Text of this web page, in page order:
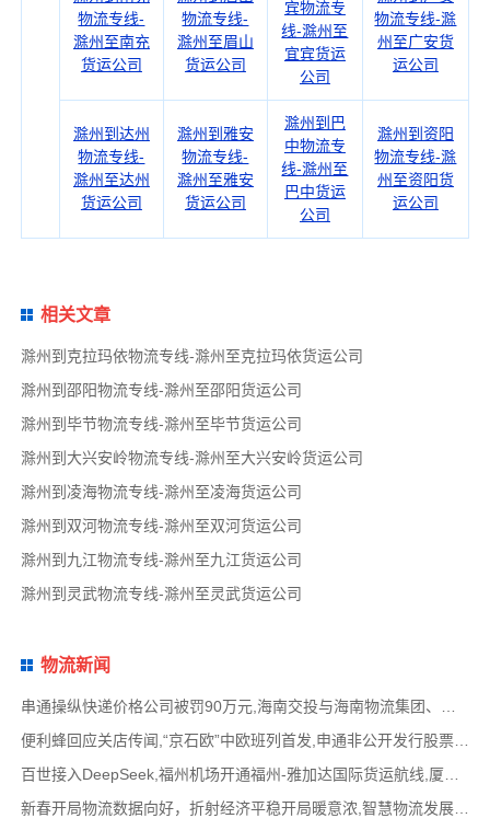
物流专线-
滁州至南充
货运公司
物流专线-
滁州至眉山
货运公司
宾物流专
线-滁州至
宜宾货运
公司
物流专线-滁
州至广安货
运公司
滁州到达州
物流专线-
滁州至达州
货运公司
滁州到雅安
物流专线-
滁州至雅安
货运公司
滁州到巴
中物流专
线-滁州至
巴中货运
公司
滁州到资阳
物流专线-滁
州至资阳货
运公司
相关文章
滁州到克拉玛依物流专线-滁州至克拉玛依货运公司
滁州到邵阳物流专线-滁州至邵阳货运公司
滁州到毕节物流专线-滁州至毕节货运公司
滁州到大兴安岭物流专线-滁州至大兴安岭货运公司
滁州到凌海物流专线-滁州至凌海货运公司
滁州到双河物流专线-滁州至双河货运公司
滁州到九江物流专线-滁州至九江货运公司
滁州到灵武物流专线-滁州至灵武货运公司
物流新闻
便利蜂回应关店传闻,“京石欧”中欧班列首发,申通非公开发行股票方案失效,老挝中通和老挝
百世接入DeepSeek,福州机场开通福州-雅加达国际货运航线,厦门拟立法保障网约配送员劳动权益
新春开局物流数据向好，折射经济平稳开局暖意浓,智慧物流发展迅猛，新一代信息技术深度融